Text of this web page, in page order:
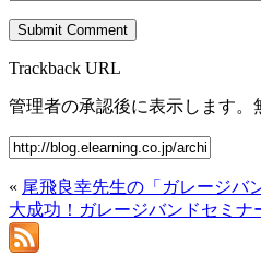
Trackback URL
管理者の承認後に表示します。
« 尾飛良幸先生の「ガレージバ
大成功！ガレージバンドセミナ